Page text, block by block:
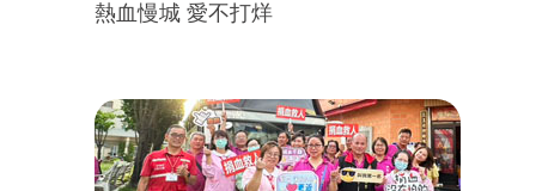
熱血慢城 愛不打烊